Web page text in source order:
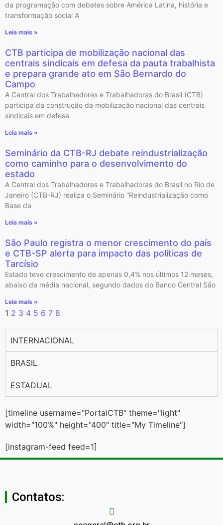
da programação com debates sobre América Latina, história e
transformação social A
Leia mais »
CTB participa de mobilização nacional das
centrais sindicais em defesa da pauta trabalhista
e prepara grande ato em São Bernardo do
Campo
A Central dos Trabalhadores e Trabalhadoras do Brasil (CTB)
participa da construção da mobilização nacional das centrais
sindicais em defesa
Leia mais »
Seminário da CTB-RJ debate reindustrialização
como caminho para o desenvolvimento do
estado
A Central dos Trabalhadores e Trabalhadoras do Brasil no Rio de
Janeiro (CTB-RJ) realiza o Seminário “Reindustrialização como
Base da
Leia mais »
São Paulo registra o menor crescimento do país
e CTB-SP alerta para impacto das políticas de
Tarcísio
Estado teve crescimento de apenas 0,4% nos últimos 12 meses,
abaixo da média nacional, segundo dados do Banco Central São
Leia mais »
1 2 3 4 5 6 7 8
INTERNACIONAL
BRASIL
ESTADUAL
[timeline username="PortalCTB" theme="light"
width="100%" height="400" title="My Timeline"]
[instagram-feed feed=1]
Contatos: